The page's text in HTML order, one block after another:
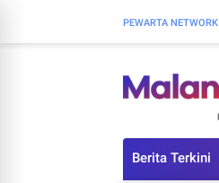
PEWARTA NETWORK
Berita Terkini